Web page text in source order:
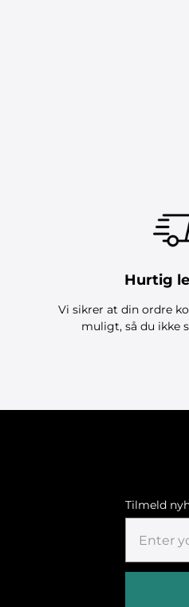
Hurtig
Vi sikrer at din ordre
muligt, så du ikke
Tilmeld